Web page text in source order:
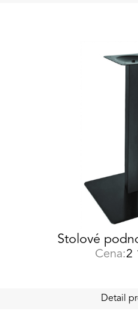
Stolové
Cena:2
Detail